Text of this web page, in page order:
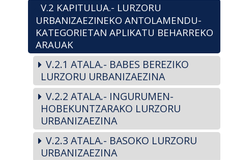
V.2 KAPITULUA.- LURZORU
URBANIZAEZINEKO ANTOLAMENDU-
KATEGORIETAN APLIKATU BEHARREKO
ARAUAK
V.2.1 ATALA.- BABES BEREZIKO
LURZORU URBANIZAEZINA
V.2.2 ATALA.- INGURUMEN-
HOBEKUNTZARAKO LURZORU
URBANIZAEZINA
V.2.3 ATALA.- BASOKO LURZORU
URBANIZAEZINA